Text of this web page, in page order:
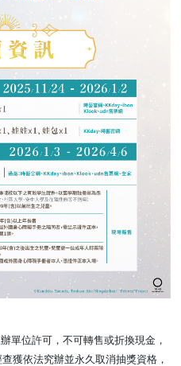
單位許可，不可轉售或折換現金，
獲依法究辦並永久取消抽獎資格，